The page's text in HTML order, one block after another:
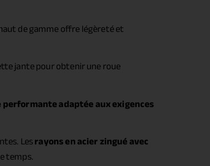
de gamme offre légèreté et
jante pour obtenir une roue
performante adaptée aux exigences
Lesrayons en acier zingué avec
temps.